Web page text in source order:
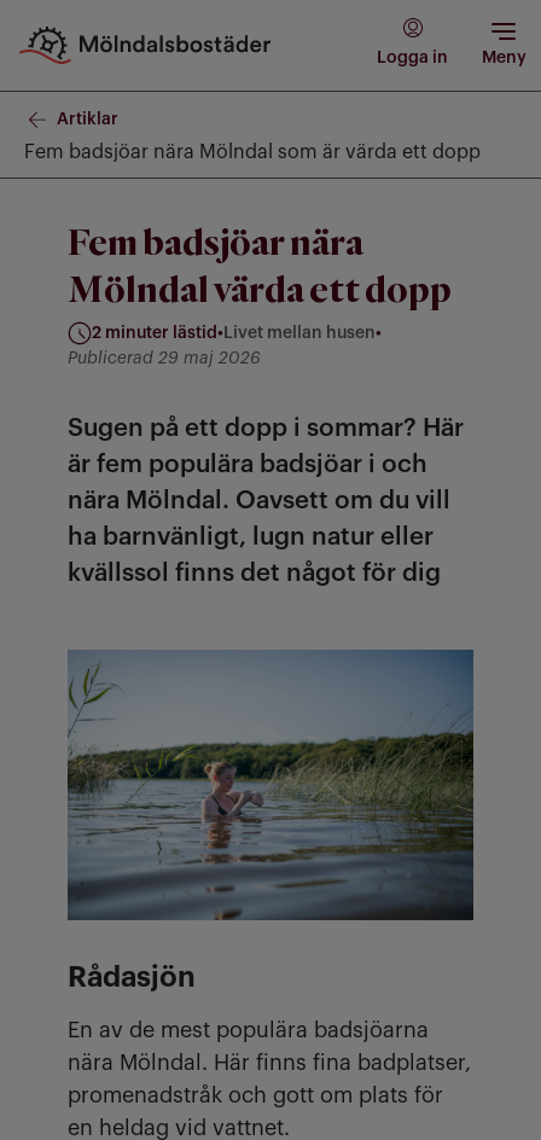
Logga in Meny
Artiklar
Fem badsjöar nära Mölndal som är värda ett dopp
Fem badsjöar nära
Mölndal värda ett dopp
2 minuter lästid • Livet mellan husen•
Kategori: Livet mellan husen
Publicerad 29 maj 2026
Sugen på ett dopp i sommar? Här
är fem populära badsjöar i och
nära Mölndal. Oavsett om du vill
ha barnvänligt, lugn natur eller
kvällssol finns det något för dig
Rådasjön
En av de mest populära badsjöarna
nära Mölndal. Här finns fina badplatser,
promenadstråk och gott om plats för
en heldag vid vattnet.